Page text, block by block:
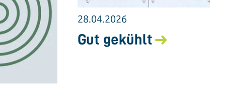
28.04.2026
Gut gekühlt